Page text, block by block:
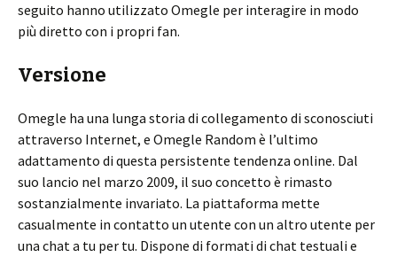
seguito hanno utilizzato Omegle per interagire in modo
più diretto con i propri fan.
Versione
Omegle ha una lunga storia di collegamento di sconosciuti
attraverso Internet, e Omegle Random è l’ultimo
adattamento di questa persistente tendenza online. Dal
suo lancio nel marzo 2009, il suo concetto è rimasto
sostanzialmente invariato. La piattaforma mette
casualmente in contatto un utente con un altro utente per
una chat a tu per tu. Dispone di formati di chat testuali e